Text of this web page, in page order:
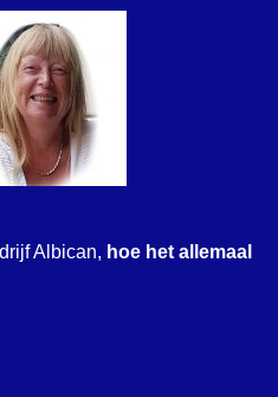
Albican, hoe het allemaal